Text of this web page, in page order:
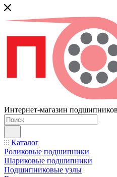
Интернет-магазин
Каталог
Роликовые подшипники
Шариковые подшипники
Подшипниковые узлы